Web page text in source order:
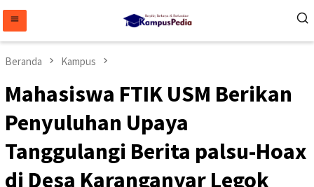
konten
Beranda Kampus
Mahasiswa FTIK USM Berikan
Penyuluhan Upaya
Tanggulangi Berita palsu-Hoax
di Desa Karanganyar Legok